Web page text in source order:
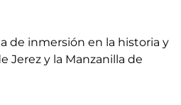
de inmersión en la historia y
Jerez y la Manzanilla de